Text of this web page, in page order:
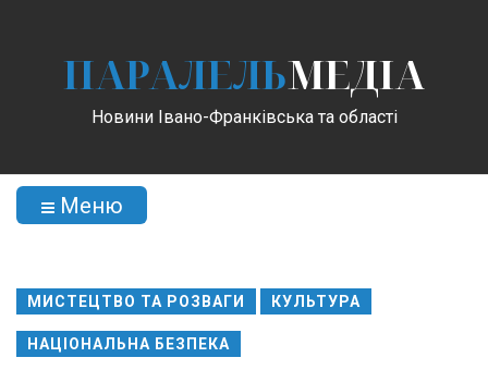
ПАРАЛЕЛЬМЕДІА
Новини Івано-Франківська та області
Меню
МИСТЕЦТВО ТА РОЗВАГИ КУЛЬТУРА
НАЦІОНАЛЬНА БЕЗПЕКА